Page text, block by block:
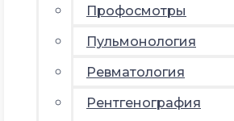
Профосмотры
Пульмонология
Ревматология
Рентгенография